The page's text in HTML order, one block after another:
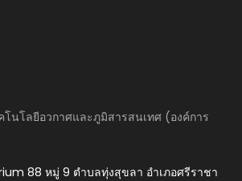
นโลยีอวกาศและภูมิสารสนเทศ (องค์การ
88 หมู่ 9 ตำบลทุ่งสุขลา อำเภอศรีราชา